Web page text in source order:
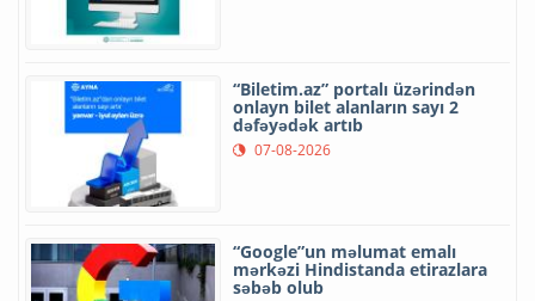
“Biletim.az” portalı üzərindən
onlayn bilet alanların sayı 2
dəfəyədək artıb
07-08-2026
“Google”un məlumat emalı
mərkəzi Hindistanda etirazlara
səbəb olub